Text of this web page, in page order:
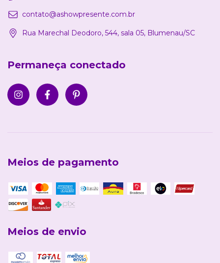
contato@ashowpresente.com.br
Rua Marechal Deodoro, 544, sala 05, Blumenau/SC
Permaneça conectado
Meios de pagamento
Meios de envio